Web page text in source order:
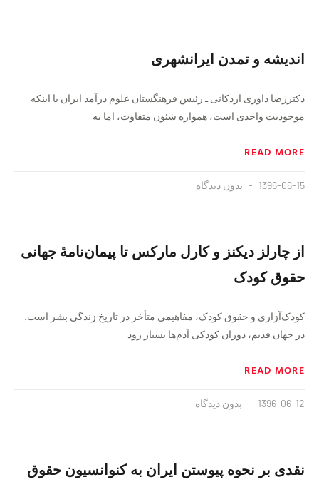
اندیشه و تمدن ایرانشهری
دكتررضا داوری اردکانی ـ رئيس فرهنگستان علوم درآمد ایران با اینکه
موجودیت واحدی است، همواره شئون متفاوت، اما به
READ MORE
1396-06-15 بدون دیدگاه
از چارلز ديكنز و كارل ماركس تا پيمان‌نامهٔ جهانی
حقوق كودک
كودک‌آزاری و حقوق كودک، مفاهيمی متأخر در تاريخ زندگی بشر است.
در جهان قديم، دوران كودكی آدم‌ها بسيار زود
READ MORE
1396-06-12 بدون دیدگاه
نقدی بر نحوه پیوستن ایران به کنوانسیون حقوق